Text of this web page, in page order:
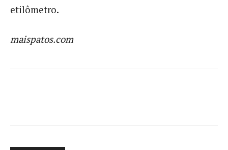
etilômetro.
maispatos.com